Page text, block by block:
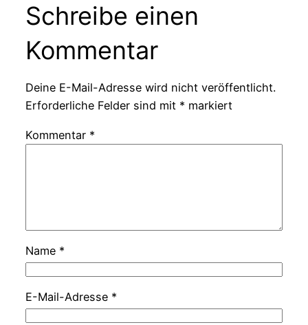
Schreibe einen
Kommentar
Deine E-Mail-Adresse wird nicht veröffentlicht.
Erforderliche Felder sind mit * markiert
Kommentar *
Name *
E-Mail-Adresse *